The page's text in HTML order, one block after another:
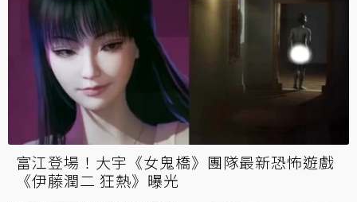
富江登場！大宇《女鬼橋》團隊最新恐怖遊戲
《伊藤潤二 狂熱》曝光